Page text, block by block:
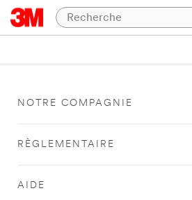
NOTRE COMPAGNIE
RÈGLEMENTAIRE
AIDE